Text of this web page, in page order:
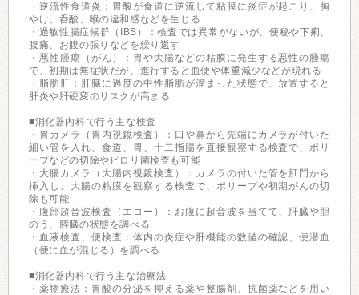
・逆流性食道炎：胃酸が食道に逆流して粘膜に炎症が起こり、胸
やけ、呑酸、喉の違和感などを生じる
・過敏性腸症候群（IBS）：検査では異常がないが、便秘や下痢、
腹痛、お腹の張りなどを繰り返す
・悪性腫瘍（がん）：胃や大腸などの粘膜に発生する悪性の腫瘍
で、初期は無症状だが、進行すると血便や体重減少などが現れる
・脂肪肝：肝臓に過度の中性脂肪が溜まった状態で、放置すると
肝炎や肝硬変のリスクが高まる
■消化器内科で行う主な検査
・胃カメラ（胃内視鏡検査）：口や鼻から先端にカメラが付いた
細い管を入れ、食道、胃、十二指腸を直接観察する検査で、ポリ
ープなどの切除やピロリ菌検査も可能
・大腸カメラ（大腸内視鏡検査）：カメラの付いた管を肛門から
挿入し、大腸の粘膜を観察する検査で、ポリープや初期がんの切
除も可能
・腹部超音波検査（エコー）：お腹に超音波を当てて、肝臓や胆
のう、膵臓の状態を調べる
・血液検査、便検査：体内の炎症や肝機能の数値の確認、便潜血
（便に血が混じる）を調べる
■消化器内科で行う主な治療法
・薬物療法：胃酸の分泌を抑える薬や整腸剤、抗菌薬などを用い